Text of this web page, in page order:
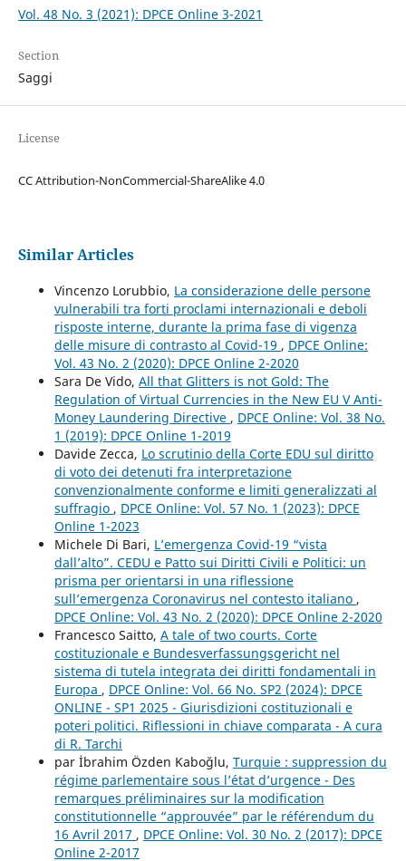
Vol. 48 No. 3 (2021): DPCE Online 3-2021
Section
Saggi
License
CC Attribution-NonCommercial-ShareAlike 4.0
Similar Articles
Vincenzo Lorubbio, La considerazione delle persone
vulnerabili tra forti proclami internazionali e deboli
risposte interne, durante la prima fase di vigenza
delle misure di contrasto al Covid-19 , DPCE Online:
Vol. 43 No. 2 (2020): DPCE Online 2-2020
Sara De Vido, All that Glitters is not Gold: The
Regulation of Virtual Currencies in the New EU V Anti-
Money Laundering Directive , DPCE Online: Vol. 38 No.
1 (2019): DPCE Online 1-2019
Davide Zecca, Lo scrutinio della Corte EDU sul diritto
di voto dei detenuti fra interpretazione
convenzionalmente conforme e limiti generalizzati al
suffragio , DPCE Online: Vol. 57 No. 1 (2023): DPCE
Online 1-2023
Michele Di Bari, L’emergenza Covid-19 “vista
dall’alto”. CEDU e Patto sui Diritti Civili e Politici: un
prisma per orientarsi in una riflessione
sull’emergenza Coronavirus nel contesto italiano ,
DPCE Online: Vol. 43 No. 2 (2020): DPCE Online 2-2020
Francesco Saitto, A tale of two courts. Corte
costituzionale e Bundesverfassungsgericht nel
sistema di tutela integrata dei diritti fondamentali in
Europa , DPCE Online: Vol. 66 No. SP2 (2024): DPCE
ONLINE - SP1 2025 - Giurisdizioni costituzionali e
poteri politici. Riflessioni in chiave comparata - A cura
di R. Tarchi
par İbrahim Özden Kaboğlu, Turquie : suppression du
régime parlementaire sous l’état d’urgence - Des
remarques préliminaires sur la modification
constitutionnelle “approuvée” par le référendum du
16 Avril 2017 , DPCE Online: Vol. 30 No. 2 (2017): DPCE
Online 2-2017